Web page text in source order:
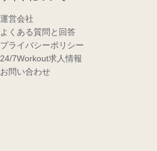
運営会社
よくある質問と回答
プライバシーポリシー
24/7Workout求人情報
お問い合わせ